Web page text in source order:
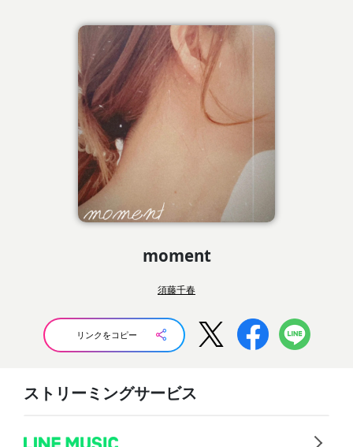
moment
須藤千春
リンクをコピー
ストリーミングサービス